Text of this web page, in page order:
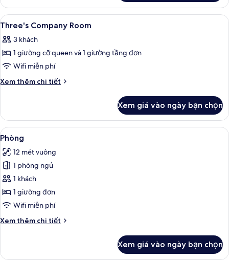
Deluxe
Corner
King
Xem
tất
cả
ảnh
Three's
Company
Két bảo mật tại phòng, bàn, bàn ủi/
5
Three's Company Room
3 khách
1 giường cỡ queen và 1 giường tầng đơn
Wifi miễn phí
Xem thêm chi tiết
Chi
Three's
Company
Room
Xem giá vào ngày bạn chọn
Xem
tất
cả
ảnh
Phòng
Két bảo mật tại phòng, bàn, bàn ủi/
4
Phòng
12 mét vuông
1 phòng ngủ
1 khách
1 giường đơn
Wifi miễn phí
Xem thêm chi tiết
Chi
Phòng
Xem giá vào ngày bạn chọn